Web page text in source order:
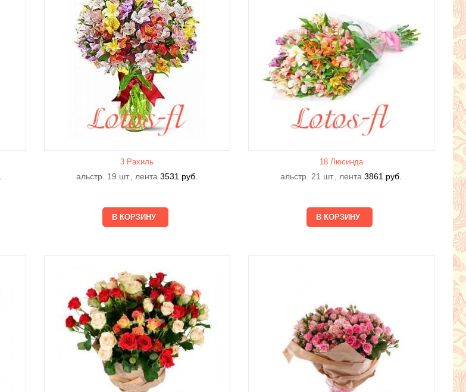
3 Рахиль
альстр. 19 шт., лента 3531 руб.
18 Люсиндa
альстр. 21 шт., лента 3861 руб.